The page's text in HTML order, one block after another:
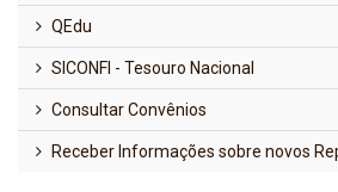
QEdu
SICONFI - Tesouro Nacional
Consultar Convênios
Receber Informações sobre novos